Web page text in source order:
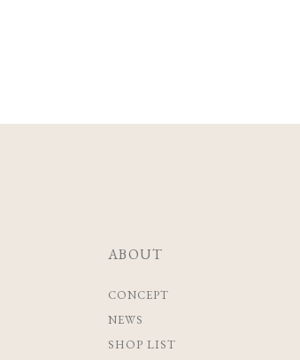
ABOUT
CONCEPT
NEWS
SHOP LIST